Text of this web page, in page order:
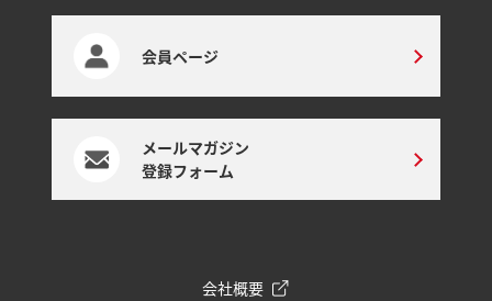
会員ページ
メールマガジン
登録フォーム
会社概要